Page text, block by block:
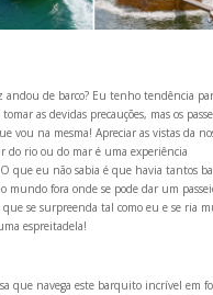
andou de barco? Eu tenho tendência
as devidas precauções, mas os
vou na mesma! Apreciar as vistas da
do rio ou do mar é uma experiência
que eu não sabia é que havia tantos
mundo fora onde se pode dar um
que se surpreenda tal como eu e se ria
espreitadela!
que navega este barquito incrível em